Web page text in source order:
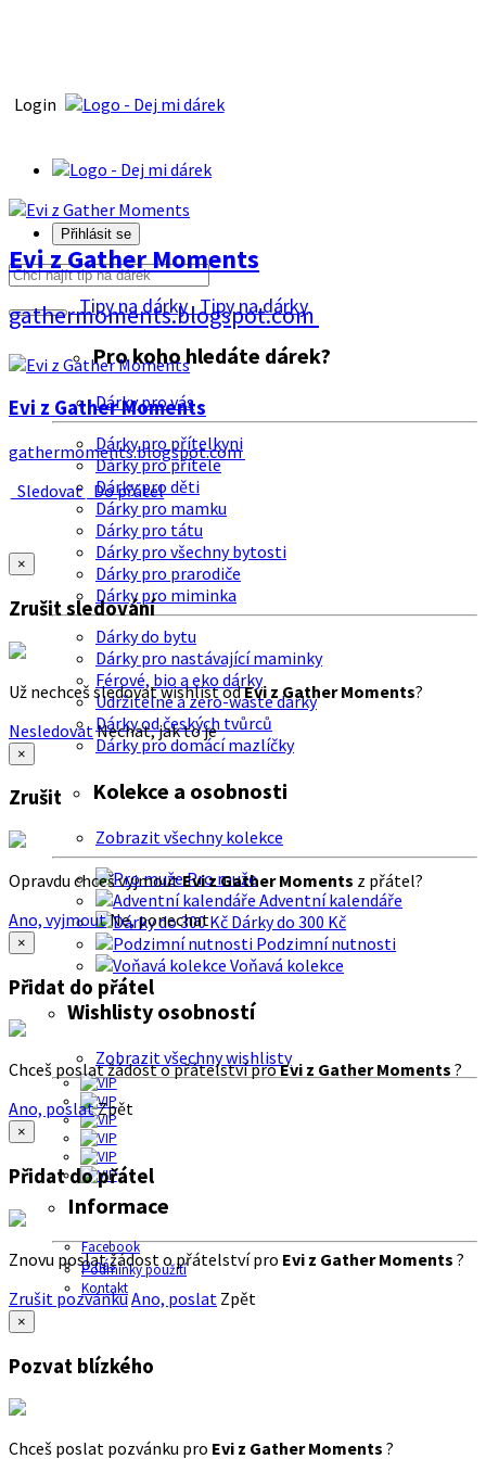
Login
Přihlásit se
Tipy na dárkyTipy na dárky
Pro koho hledáte dárek?
Dárky pro vás
Dárky pro přítelkyni
Dárky pro přítele
Dárky pro děti
Dárky pro mamku
Dárky pro tátu
Dárky pro všechny bytosti
Dárky pro prarodiče
Dárky pro miminka
Dárky do bytu
Dárky pro nastávající maminky
Férové, bio a eko dárky
Udržitelné a zero-waste dárky
Dárky od českých tvůrců
Dárky pro domácí mazlíčky
Kolekce a osobnosti
Zobrazit všechny kolekce
Pro muže
Adventní kalendáře
Dárky do 300 Kč
Podzimní nutnosti
Voňavá kolekce
Wishlisty osobností
Zobrazit všechny wishlisty
Informace
Facebook
O nás
Podmínky použití
Kontakt
Evi z Gather Moments
gathermoments.blogspot.com
Evi z Gather Moments
gathermoments.blogspot.com
Sledovat Do přátel
×
Zrušit sledování
Už nechceš sledovat wishlist odEvi z Gather Moments?
Nesledovat Nechat, jak to je
×
Zrušit
Opravdu chceš vyjmoutEvi z Gather Moments z přátel?
Ano, vyjmoutNe, ponechat
×
Přidat do přátel
Chceš poslat žádost o přátelství proEvi z Gather Moments ?
Ano, poslatZpět
×
Přidat do přátel
Znovu poslat žádost o přátelství pro Evi z Gather Moments ?
Zrušit pozvánkuAno, poslat Zpět
×
Pozvat blízkého
Chceš poslat pozvánku pro Evi z Gather Moments ?